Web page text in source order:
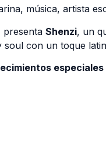
música, artista
presenta Shenzi, un
con un toque